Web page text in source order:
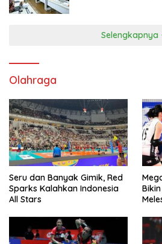
Selengkapnya
Olahraga
Seru dan Banyak Gimik, Red
Sparks Kalahkan Indonesia
All Stars